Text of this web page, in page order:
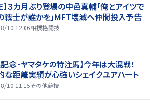
】３カ月ぶり登場の中邑真輔「俺とアイツで
戦士が誰かを」MFT壊滅へ仲間投入予告
10 12:06相撲格闘技
記念・ヤマタケの特注馬】今年は大混戦！
な距離実績が心強いシェイクユアハート
10 11:15その他競技